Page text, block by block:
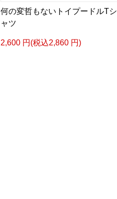
何の変哲もないトイプードルTシ
ャツ
2,600 円(税込2,860 円)